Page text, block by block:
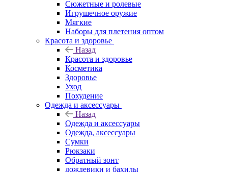
Сюжетные и ролевые
Игрушечное оружие
Мягкие
Наборы для плетения оптом
Красота и здоровье
Назад
Красота и здоровье
Косметика
Здоровье
Уход
Похудение
Одежда и аксессуары
Назад
Одежда и аксессуары
Одежда, аксессуары
Сумки
Рюкзаки
Обратный зонт
дождевики и бахилы